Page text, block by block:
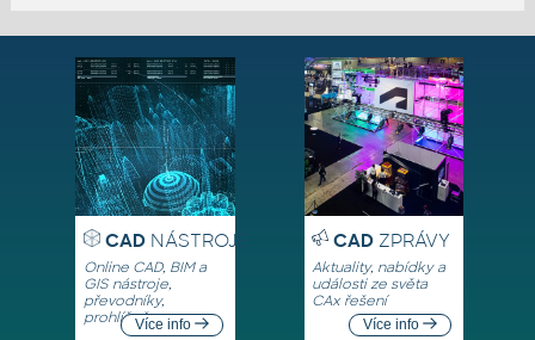
CADNÁSTROJE
Online CAD, BIM a
GIS nástroje,
převodníky,
prohlížečeVíce info
CADZPRÁVY
Aktuality, nabídky a
události ze světa
CAx řešení
Více info